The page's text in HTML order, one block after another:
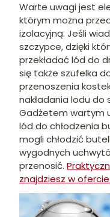
Warte uwagi jest
którym można
izolacyjną. Jeśli
szczypce, dzięki
przekładać lód do
się także szufelka
przenoszenia
nakładania lodu do
Gadżetem wartym
lód do chłodzenia
mogli chłodzić
wygodnych
przenosić.
znajdziesz w